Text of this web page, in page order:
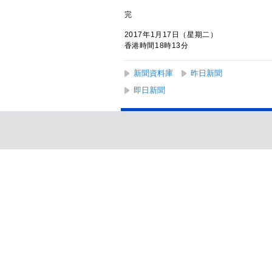
完
2017年1月17日（星期二）
香港時間18時13分
新聞資料庫 昨日新聞
即日新聞